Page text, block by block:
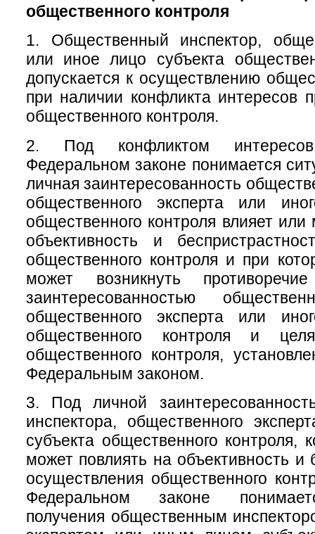
общественного контроля
1. Общественный инспектор,
или иное лицо субъекта
допускается к осуществлению
при наличии конфликта интересов
общественного контроля.
2. Под конфликтом
Федеральном законе понимается
личная заинтересованность
общественного эксперта или
общественного контроля влияет
объективность и
общественного контроля и при
может возникнуть
заинтересованностью
общественного эксперта или
общественного контроля и
общественного контроля,
Федеральным законом.
3. Под личной
инспектора, общественного
субъекта общественного контроля,
может повлиять на объективность и
осуществления общественного
Федеральном законе
получения общественным